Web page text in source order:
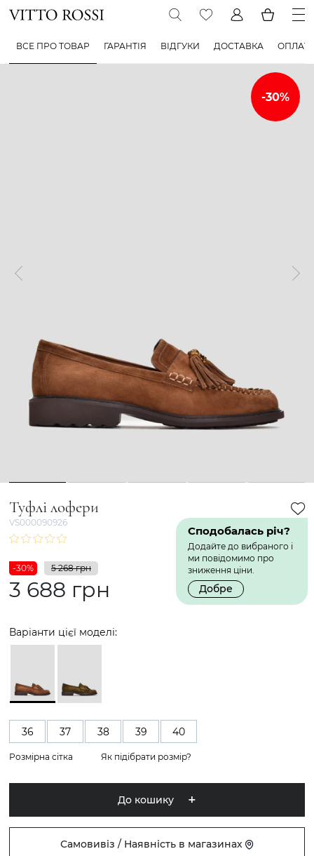
ВСЕ ПРО ТОВАР ГАРАНТІЯ ВІДГУКИ ДОСТАВКА
1 2 3 4 5
Туфлі лофери
VS000090926
Сподобалась річ?
Додайте до вибраного і
ми повідомимо про
зниження ціни.
Добре
-30% 5 268 грн
3 688 грн
Варіанти цієї моделі:
36 37 38 39 40
Розмірна сітка Як підібрати розмір?
До кошику
Самовивіз / Наявність в магазинах